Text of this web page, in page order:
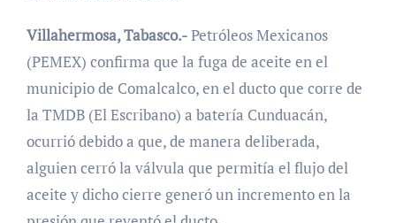
Villahermosa, Tabasco.-Petróleos Mexicanos
(PEMEX) confirma que la fuga de aceite en el
municipio de Comalcalco, en el ducto que corre de
la TMDB (El Escribano) a batería Cunduacán,
ocurrió debido a que, de manera deliberada,
alguien cerró la válvula que permitía el flujo del
aceite y dicho cierre generó un incremento en la